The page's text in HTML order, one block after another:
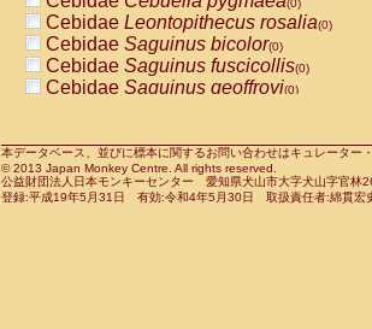
CercopithecidaeCercocebus
CercopithecidaeCercocebus
CercopithecidaeCercocebus
CercopithecidaeCercocebushybrid
CercopithecidaePapio anubis(0)
CercopithecidaePapio cynocephalus
CercopithecidaePapio hamadryas(0)
(0)
Cebidae Leontopithecus rosalia(0)
Cebidae Saguinus bicolor(0)
Cebidae Saguinus fuscicollis(0)
Cebidae Saguinus geoffroyi(0)
CebidaeSaguinus leucopus(0)
CebidaeSaguinus midas(0)
Cebidae Saguinus mystax(0)
本データベース、並びに標本に関するお問い合わせはキュレータ
© 2013 Japan Monkey Centre. All rights reserved.
公益財団法人日本モンキーセンター 愛知県犬山市大字犬山字官
登録:平成19年5月31日 有効:令和4年5月30日 取扱責任者:綿貫宏